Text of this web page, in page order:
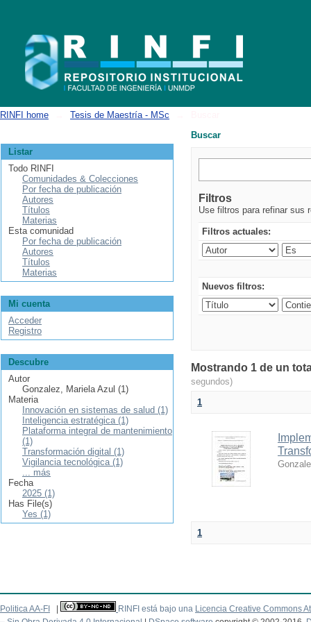
RINFI home Tesis de Maestría - MSc
Buscar
Filtros
Use filtros para refinar sus
Filtros actuales:
Nuevos filtros:
Mostrando 1 de un
segundos)
1
1
Listar
Todo RINFI
Comunidades & Colecciones
Por fecha de publicación
Autores
Títulos
Materias
Esta comunidad
Por fecha de publicación
Autores
Títulos
Materias
Mi cuenta
Acceder
Registro
Descubre
Autor
Gonzalez, Mariela Azul (1)
Materia
Innovación en sistemas de salud (1)
Inteligencia estratégica (1)
Plataforma integral de mantenimiento
(1)
Transformación digital (1)
Vigilancia tecnológica (1)
... más
Fecha
2025 (1)
Has File(s)
Yes (1)
Politica AA-FI RINFI está bajo una Licencia Creative Commons